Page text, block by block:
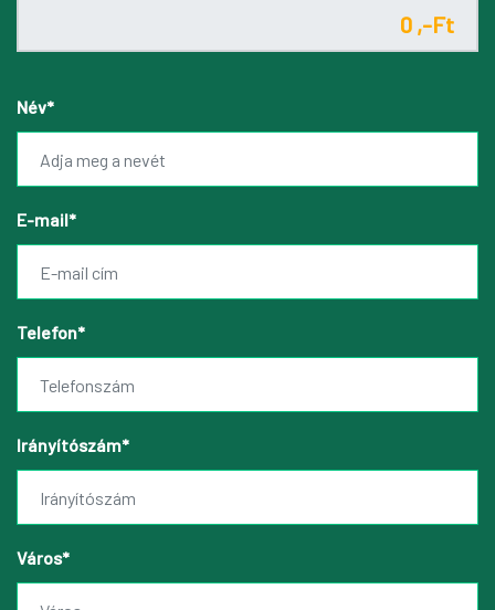
Név*
E-mail*
Telefon*
Irányítószám*
Város*